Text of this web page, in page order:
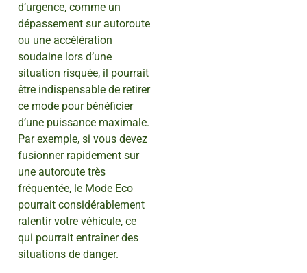
d’urgence, comme un
dépassement sur autoroute
ou une accélération
soudaine lors d’une
situation risquée, il pourrait
être indispensable de retirer
ce mode pour bénéficier
d’une puissance maximale.
Par exemple, si vous devez
fusionner rapidement sur
une autoroute très
fréquentée, le Mode Eco
pourrait considérablement
ralentir votre véhicule, ce
qui pourrait entraîner des
situations de danger.